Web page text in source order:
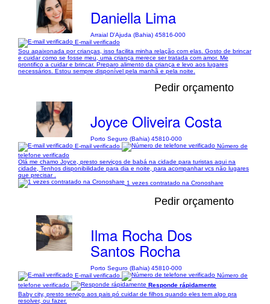
Daniella Lima
Arraial D'Ajuda (Bahia) 45816-000
E-mail verificado
Sou apaixonada por crianças, isso facilita minha relação com elas. Gosto de brincar
e cuidar como se fosse meu, uma criança merece ser tratada com amor. Me
prontifico a cuidar e brincar. Preparo alimento da criança e levo aos lugares
necessários. Estou sempre disponível pela manhã e pela noite.
Pedir orçamento
Joyce Oliveira Costa
Porto Seguro (Bahia) 45810-000
E-mail verificado
Número de
telefone verificado
Olá me chamo Joyce, presto serviços de babá na cidade para turistas aqui na
cidade, Tenhos disponibilidade para dia e noite, para acompanhar vcs não lugares
que precisar .
1 vezes contratado na Cronoshare
Pedir orçamento
Ilma Rocha Dos
Santos Rocha
Porto Seguro (Bahia) 45810-000
E-mail verificado
Número de
telefone verificado
Responde rápidamente
Baby city, presto serviço aos pais pó cuidar de filhos quando eles tem algo pra
resolver, ou fazer.